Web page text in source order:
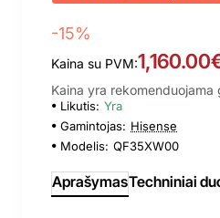
-15%
Kaina su PVM:
Kaina yra rekomenduojama
Likutis: Yra
Gamintojas: Hisense
Modelis: QF35XW00
AprašymasTechniniai